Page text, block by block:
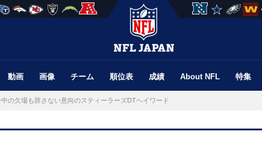
動画 画像 チーム 順位表 成績 About NFL 特集
の欠場も辞さない意向のスティーラーズDTヘイワード